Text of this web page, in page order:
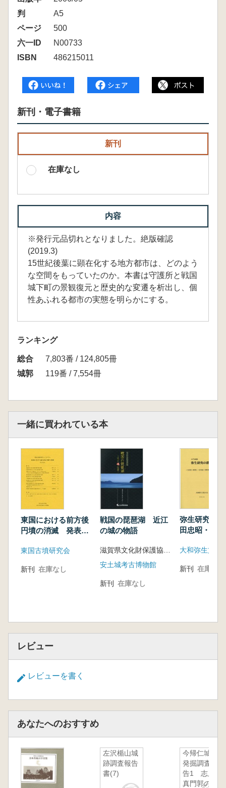
判
A5
ページ
500
六一ID
N00733
ISBN
486215011
新刊・電子書籍
新刊
在庫なし
内容
※発行元品切れとなりました。絶版確認
(2019.3)
15世紀後葉に顕在化する地方都市は、どのよう
な空間をもっていたのか。本書は守護所と戦国
城下町の景観復元と歴史的な変遷を析出し、個
性あふれる都市の実態を明らかにする。
ランキング
総合
7,803番 / 124,805冊
城郭
119番 / 7,554冊
一緒に買われている本
東国における前方後
円墳の消滅 発表要
東国古墳研究会
新刊 在庫なし
戦国の琵琶湖 近江
の城の物語
滋賀県文化財保護協会 編
安土城考古博物館
新刊 在庫なし
弥生研究の
田忠昭・森
さん還暦記念
大和弥生文化
新刊 在庫なし
レビュー
レビューを書く
あなたへのおすすめ
左沢楯山城
跡調査報告
書(7)
今帰仁城跡
発掘調査報
告1 志慶
真門郭の調